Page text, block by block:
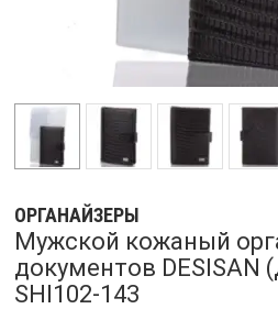
ОРГАНАЙЗЕРЫ
Мужской кожаный
документов
SHI102-143